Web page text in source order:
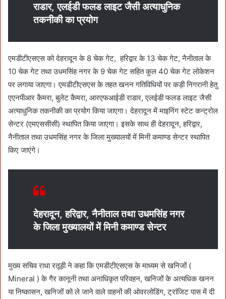
राडार, एलईडी फलड लाइट जैसी अत्याधुनिक
तकनीकी का प्रयोग
एमडीटीएसएस को देहरादून के 8 चेक गेट, हरिद्वार के 13 चेक गेट, नैनीताल के
10 चेक गेट तथा उधमसिंह नगर के 9 चेक गेट सहित कुल 40 चेक गेट लोकेशन
पर लगाया जाएगा। एमडीटीएसएस के तहत खनन गतिविधियों पर कड़ी निगरानी हेतु
एएनपीआर कैमरा, बुलेट कैमरा, आरएफआईडी राडार, एलईडी फलड लाइट जैसी
अत्याधुनिक तकनीकी का प्रयोग किया जाएगा। देहरादून में माइनिंग स्टेट कन्ट्रोल
सेन्टर (एमएससीसी) स्थापित किया जाएगा। इसके साथ ही देहरादून, हरिद्वार,
नैनीताल तथा उधमसिंह नगर के जिला मुख्यालयों में मिनी कमाण्ड सेन्टर स्थापित
किए जाएंगे।
देहरादून, हरिद्वार, नैनीताल तथा उधमसिंह नगर
के जिला मुख्यालयों में मिनी कमाण्ड सेन्टर
मुख्य सचिव राधा रतूड़ी ने कहा कि एमडीटीएसएस के माध्यम से खनिजों (
Mineral ) के गैर कानूनी तथा अनाधिकृत परिवहन, खनिजों के अत्यधिक खनन
या निष्कासन, खनिजों को ले जाने वाले वाहनों की ओवरलोडिंग, ट्रांजिट पास में दी